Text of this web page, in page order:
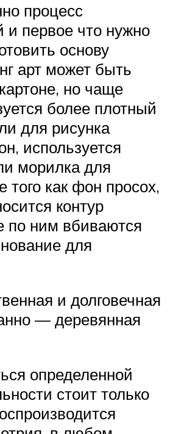
процесс
и первое что нужно
основу
арт может быть
но чаще
более плотный
для рисунка
используется
морилка для
того как фон просох,
контур
по ним вбиваются
для
и долговечная
— деревянная
определенной
стоит только